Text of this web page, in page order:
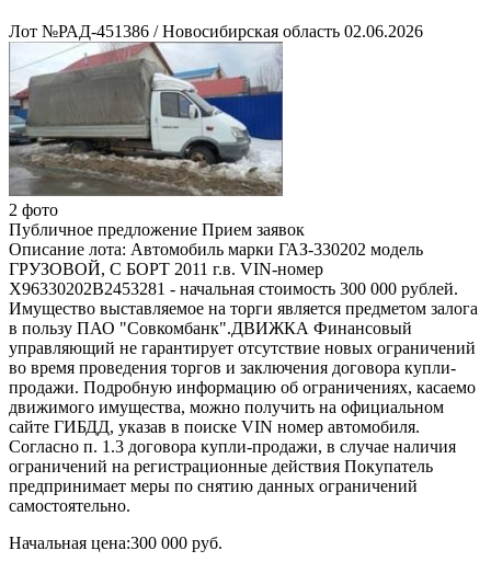
Лот №РАД-451386 / Новосибирская область 02.06.2026
2 фото
Публичное предложение Прием заявок
Описание лота: Автомобиль марки ГАЗ-330202 модель
ГРУЗОВОЙ, С БОРТ 2011 г.в. VIN-номер
X96330202B2453281 - начальная стоимость 300 000 рублей.
Имущество выставляемое на торги является предметом залога
в пользу ПАО "Совкомбанк".ДВИЖКА Финансовый
управляющий не гарантирует отсутствие новых ограничений
во время проведения торгов и заключения договора купли-
продажи. Подробную информацию об ограничениях, касаемо
движимого имущества, можно получить на официальном
сайте ГИБДД, указав в поиске VIN номер автомобиля.
Согласно п. 1.3 договора купли-продажи, в случае наличия
ограничений на регистрационные действия Покупатель
предпринимает меры по снятию данных ограничений
самостоятельно.
Начальная цена:300 000 руб.